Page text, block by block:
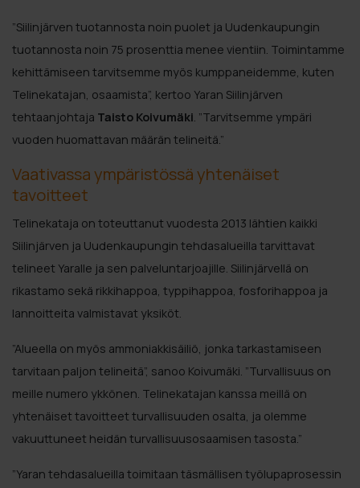
”Siilinjärven tuotannosta noin puolet ja Uudenkaupungin
tuotannosta noin 75 prosenttia menee vientiin. Toimintamme
kehittämiseen tarvitsemme myös kumppaneidemme, kuten
Telinekatajan, osaamista”, kertoo Yaran Siilinjärven
tehtaanjohtaja Taisto Koivumäki. ”Tarvitsemme ympäri
vuoden huomattavan määrän telineitä.”
Vaativassa ympäristössä yhtenäiset
tavoitteet
Telinekataja on toteuttanut vuodesta 2013 lähtien kaikki
Siilinjärven ja Uudenkaupungin tehdasalueilla tarvittavat
telineet Yaralle ja sen palveluntarjoajille. Siilinjärvellä on
rikastamo sekä rikkihappoa, typpihappoa, fosforihappoa ja
lannoitteita valmistavat yksiköt.
”Alueella on myös ammoniakkisäiliö, jonka tarkastamiseen
tarvitaan paljon telineitä”, sanoo Koivumäki. ”Turvallisuus on
meille numero ykkönen. Telinekatajan kanssa meillä on
yhtenäiset tavoitteet turvallisuuden osalta, ja olemme
vakuuttuneet heidän turvallisuusosaamisen tasosta.”
”Yaran tehdasalueilla toimitaan täsmällisen työlupaprosessin